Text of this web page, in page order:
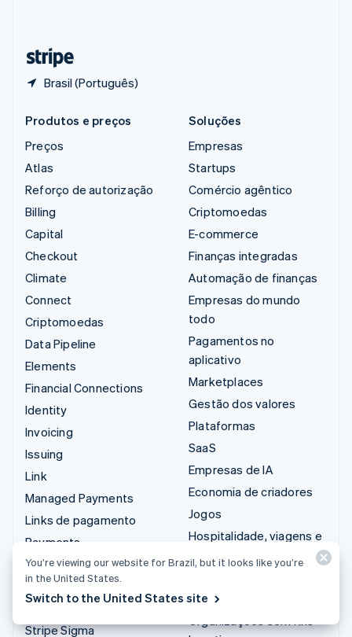
Brasil (Português)
Produtos e preços
Preços
Atlas
Reforço de autorização
Billing
Capital
Checkout
Climate
Connect
Criptomoedas
Data Pipeline
Elements
Financial Connections
Identity
Invoicing
Issuing
Link
Managed Payments
Links de pagamento
Payments
Payouts
Radar
Revenue Recognition
Stripe Sigma
Soluções
Empresas
Startups
Comércio agêntico
Criptomoedas
E-commerce
Finanças integradas
Automação de finanças
Empresas do mundo
todo
Pagamentos no
aplicativo
Marketplaces
Gestão dos valores
Plataformas
SaaS
Empresas de IA
Economia de criadores
Jogos
Hospitalidade, viagens e
Mídia e entretenimento
You’re viewing our website for Brazil, but it looks like you’re
in the United States.
Switch to the United States site